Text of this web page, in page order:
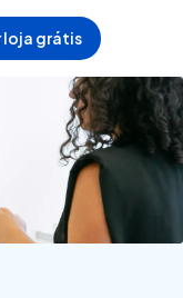
loja grátis